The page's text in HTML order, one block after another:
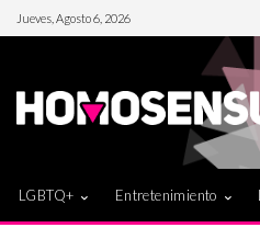
Jueves, Agosto 6, 2026
LGBTQ+ Entretenimiento